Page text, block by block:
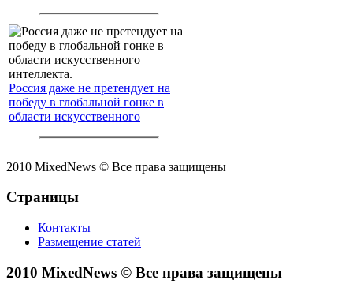
Россия даже не претендует на
победу в глобальной гонке в
области искусственного
2010 MixedNews © Все права защищены
Страницы
Контакты
Размещение статей
2010 MixedNews © Все права защищены